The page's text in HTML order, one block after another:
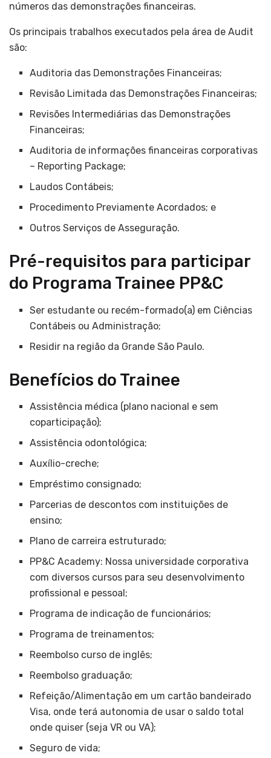
números das demonstrações financeiras.
Os principais trabalhos executados pela área de Audit
são:
Auditoria das Demonstrações Financeiras;
Revisão Limitada das Demonstrações Financeiras;
Revisões Intermediárias das Demonstrações
Financeiras;
Auditoria de informações financeiras corporativas
– Reporting Package;
Laudos Contábeis;
Procedimento Previamente Acordados; e
Outros Serviços de Asseguração.
Pré-requisitos para participar
do Programa Trainee PP&C
Ser estudante ou recém-formado(a) em Ciências
Contábeis ou Administração;
Residir na região da Grande São Paulo.
Benefícios do Trainee
Assistência médica (plano nacional e sem
coparticipação);
Assistência odontológica;
Auxílio-creche;
Empréstimo consignado;
Parcerias de descontos com instituições de
ensino;
Plano de carreira estruturado;
PP&C Academy: Nossa universidade corporativa
com diversos cursos para seu desenvolvimento
profissional e pessoal;
Programa de indicação de funcionários;
Programa de treinamentos;
Reembolso curso de inglês;
Reembolso graduação;
Refeição/Alimentação em um cartão bandeirado
Visa, onde terá autonomia de usar o saldo total
onde quiser (seja VR ou VA);
Seguro de vida;